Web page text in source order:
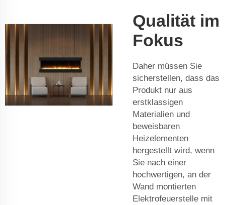
Qualität im
Fokus
Daher müssen Sie
sicherstellen, dass das
Produkt nur aus
erstklassigen
Materialien und
beweisbaren
Heizelementen
hergestellt wird, wenn
Sie nach einer
hochwertigen, an der
Wand montierten
Elektrofeuerstelle mit